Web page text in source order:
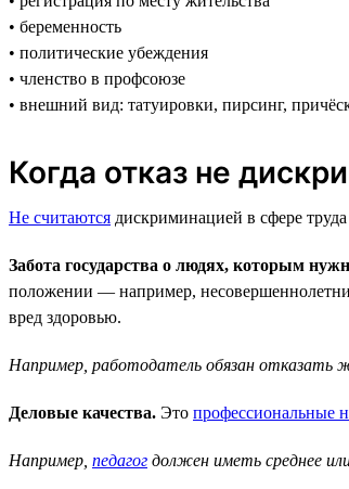
• беременность
• политические убеждения
• членство в профсоюзе
• внешний вид: татуировки, пирсинг,
Когда отказ не
Не считаются дискриминацией в сфере
Забота государства о людях, которым
положении — например,
вред здоровью.
Например, работодатель обязан отказать
Деловые качества. Это профессиональные
Например, педагог должен иметь среднее